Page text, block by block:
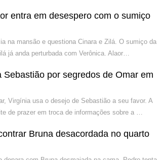
entra em desespero com o sumiço
na mansão e questiona Cinara e Zilá. O sumiço da
já anda perturbada com Verônica. Alaor…
por segredos de Omar em
Virgínia usa o desejo de Sebastião a seu favor. A
de prazer em troca de informações sobre a …
Bruna desacordada no quarto